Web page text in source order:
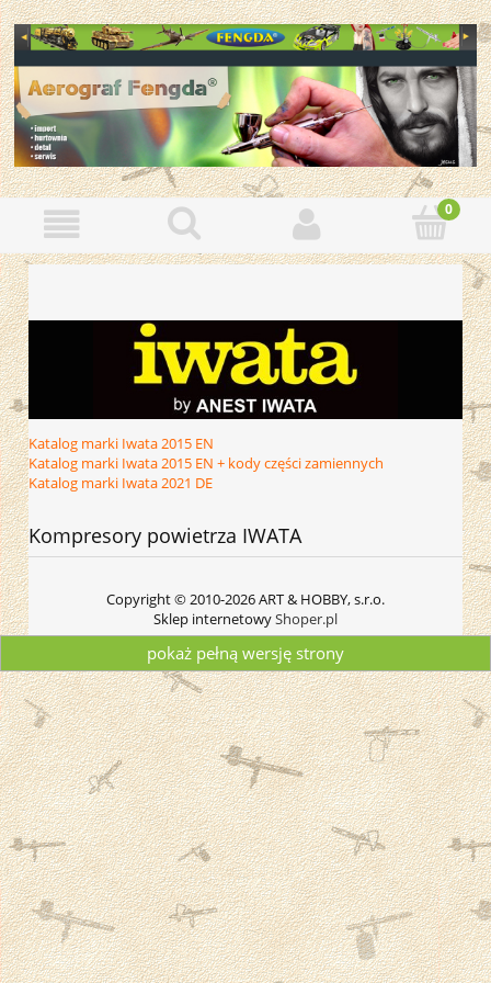
Katalog marki Iwata 2015 EN
Katalog marki Iwata 2015 EN + kody części zamiennych
Katalog marki Iwata 2021 DE
Kompresory powietrza IWATA
Copyright © 2010-2026 ART & HOBBY, s.r.o.
Sklep internetowyShoper.pl
pokaż pełną wersję strony